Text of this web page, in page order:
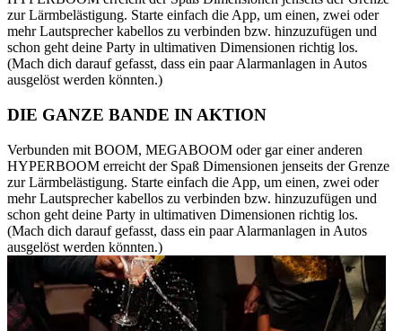
zur Lärmbelästigung. Starte einfach die App, um einen, zwei oder
mehr Lautsprecher kabellos zu verbinden bzw. hinzuzufügen und
schon geht deine Party in ultimativen Dimensionen richtig los.
(Mach dich darauf gefasst, dass ein paar Alarmanlagen in Autos
ausgelöst werden könnten.)
DIE GANZE BANDE IN AKTION
Verbunden mit BOOM, MEGABOOM oder gar einer anderen
HYPERBOOM erreicht der Spaß Dimensionen jenseits der Grenze
zur Lärmbelästigung. Starte einfach die App, um einen, zwei oder
mehr Lautsprecher kabellos zu verbinden bzw. hinzuzufügen und
schon geht deine Party in ultimativen Dimensionen richtig los.
(Mach dich darauf gefasst, dass ein paar Alarmanlagen in Autos
ausgelöst werden könnten.)